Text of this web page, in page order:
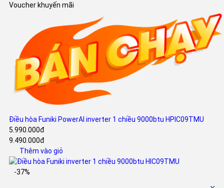
Voucher khuyến mãi
Điều hòa Funiki PowerAI inverter 1 chiều 9000btu HPIC09TMU
5.990.000đ
9.490.000đ
Thêm vào giỏ
-37%